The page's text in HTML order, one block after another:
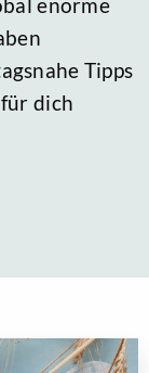
Tipps
dich